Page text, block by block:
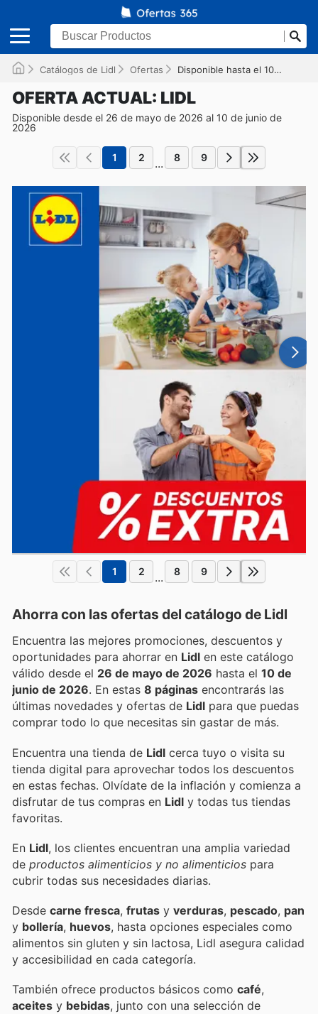
Catálogos de Lidl Ofertas Disponible hasta el 10/06/2026
OFERTA ACTUAL: LIDL
Disponible desde el 26 de mayo de 2026 al 10 de junio de
2026
1 2 ... 8 9
1 2 ... 8 9
Ahorra con las ofertas del catálogo de Lidl
Encuentra las mejores promociones, descuentos y
oportunidades para ahorrar en Lidl en este catálogo
válido desde el 26 de mayo de 2026 hasta el 10 de
junio de 2026 . En estas 8 páginas encontrarás las
últimas novedades y ofertas de Lidl para que puedas
comprar todo lo que necesitas sin gastar de más.
Encuentra una tienda de Lidl cerca tuyo o visita su
tienda digital para aprovechar todos los descuentos
en estas fechas. Olvídate de la inflación y comienza a
disfrutar de tus compras en Lidl y todas tus tiendas
favoritas.
En Lidl, los clientes encuentran una amplia variedad
de productos alimenticios y no alimenticios para
cubrir todas sus necesidades diarias.
Desde carne fresca, frutas y verduras, pescado, pan
y bollería, huevos, hasta opciones especiales como
alimentos sin gluten y sin lactosa, Lidl asegura calidad
y accesibilidad en cada categoría.
También ofrece productos básicos como café,
aceites y bebidas, junto con una selección de